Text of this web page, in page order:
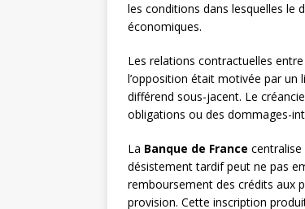
les conditions dans lesquelles le
économiques.
Les relations contractuelles
l’opposition était motivée par
différend sous-jacent. Le
obligations ou des dommages-
La Banque de France
désistement tardif peut ne pas
remboursement des crédits aux
provision. Cette inscription